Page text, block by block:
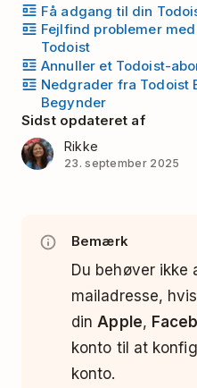
Få adgang til din
Fejlfind problemer
Todoist
Annuller et Todoist-
Nedgrader fra Todoist
Begynder
Sidst opdateret af
Rikke
23. september 2025
Bemærk
Du behøver
mailadresse,
din Apple,
konto til at
konto.